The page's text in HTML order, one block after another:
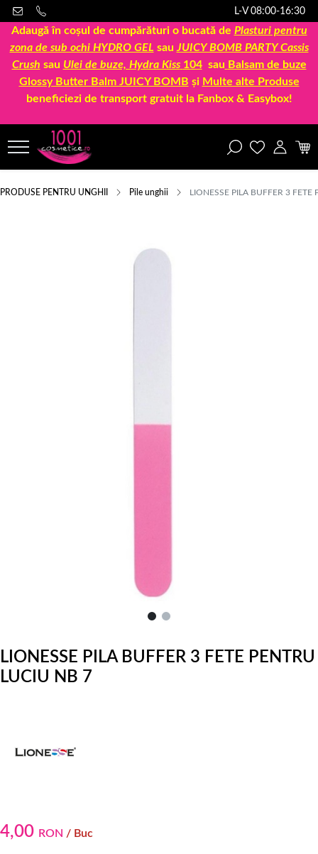
L-V 08:00-16:30
Adaugă în coșul de cumpărături o bucată de Plasturi pentru
zona de sub ochi HYDRO GEL sau JUICY BOMB PARTY Cassis
Crush sau Ulei de buze, Hydra Kiss 104sau Balsam de buze
Glossy Butter Balm JUICY BOMB și Multe alte Produse
beneficiezi de transport gratuit la Fanbox & Easybox!
PRODUSE PENTRU UNGHII Pile unghii LIONESSE PILA BUFFER 3 FETE
LIONESSE PILA BUFFER 3 FETE PENTRU
LUCIU NB 7
4,00 RON / Buc